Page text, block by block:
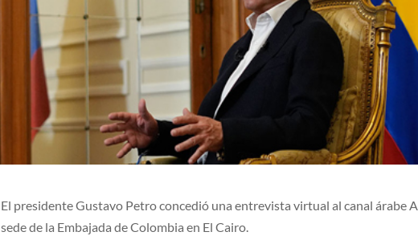
El presidente Gustavo Petro concedió una entrevista virtual al canal árabe
sede de la Embajada de Colombia en El Cairo.